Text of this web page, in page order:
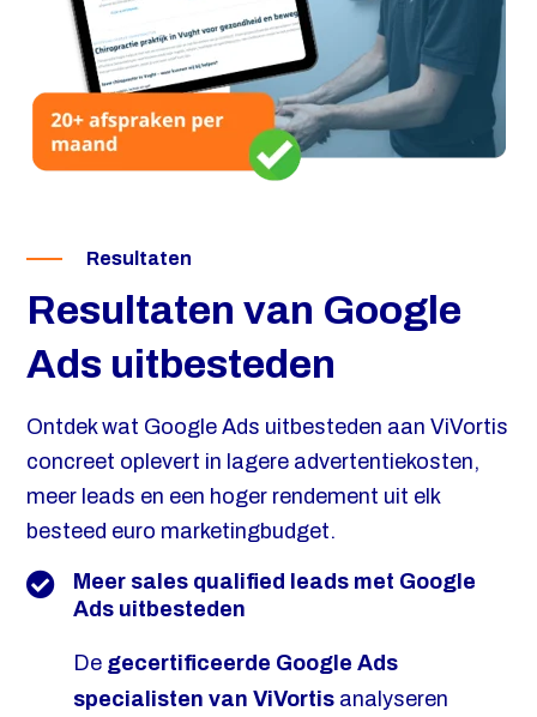
Resultaten
Resultaten van Google
Ads uitbesteden
Ontdek wat Google Ads uitbesteden aan ViVortis
concreet oplevert in lagere advertentiekosten,
meer leads en een hoger rendement uit elk
besteed euro marketingbudget.
Meer sales qualified leads met Google
Ads uitbesteden
De gecertificeerde Google Ads
specialisten van ViVortis analyseren